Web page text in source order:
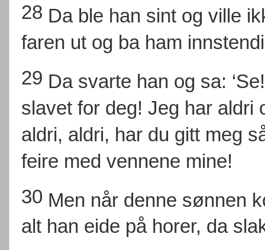
28 Da ble han sint og ville
faren ut og ba ham
29 Da svarte han og sa:
slavet for deg! Jeg har aldri
aldri, aldri, har du gitt meg
feire med vennene mine!
30 Men når denne sønnen
alt han eide på horer, da